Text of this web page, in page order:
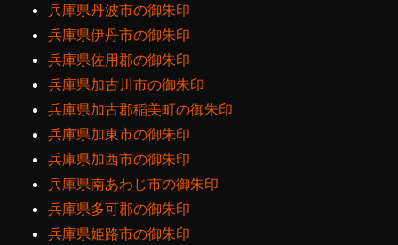
兵庫県丹波市の御朱印
兵庫県伊丹市の御朱印
兵庫県佐用郡の御朱印
兵庫県加古川市の御朱印
兵庫県加古郡稲美町の御朱印
兵庫県加東市の御朱印
兵庫県加西市の御朱印
兵庫県南あわじ市の御朱印
兵庫県多可郡の御朱印
兵庫県姫路市の御朱印